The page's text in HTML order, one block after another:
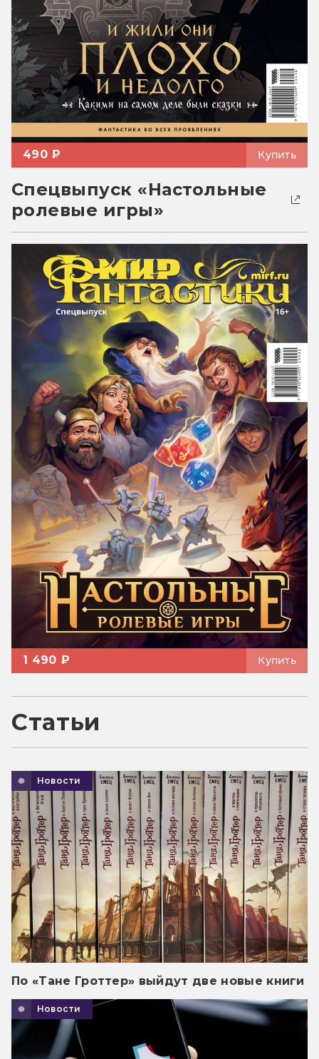
490 ₽ Купить
Спецвыпуск «Настольные
ролевые игры»
1 490 ₽ Купить
Статьи
Новости
По «Тане Гроттер» выйдут две новые книги
Новости